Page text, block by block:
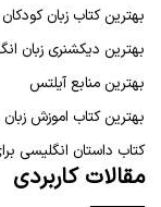
بهترین کتاب زبان کودکان
بهترین دیکشنری زبان
بهترین منابع آیلتس
بهترین کتاب اموزش
کتاب داستان انگلیسی
مقالات کاربردی